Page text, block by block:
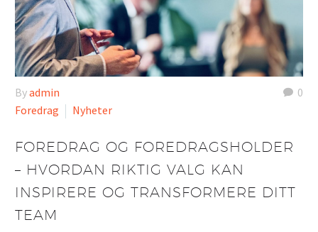
0
Byadmin
Foredrag
Nyheter
FOREDRAG OG FOREDRAGSHOLDER
– HVORDAN RIKTIG VALG KAN
INSPIRERE OG TRANSFORMERE DITT
TEAM